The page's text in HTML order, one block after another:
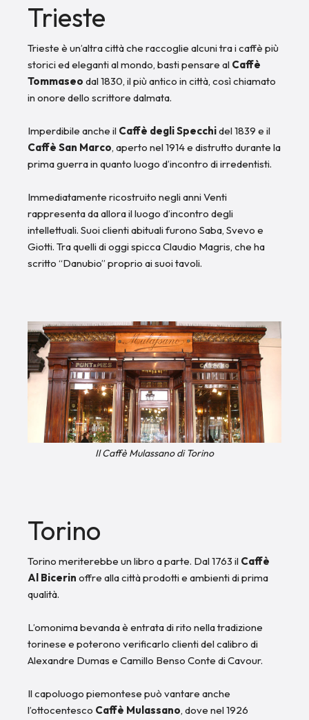
Trieste
Trieste è un’altra città che raccoglie alcuni tra i caffè più
storici ed eleganti al mondo, basti pensare al Caffè
Tommaseo dal 1830, il più antico in città, così chiamato
in onore dello scrittore dalmata.
Imperdibile anche il Caffè degli Specchidel 1839 e il
Caffè San Marco, aperto nel 1914 e distrutto durante la
prima guerra in quanto luogo d’incontro di irredentisti.
Immediatamente ricostruito negli anni Venti
rappresenta da allora il luogo d’incontro degli
intellettuali. Suoi clienti abituali furono Saba, Svevo e
Giotti. Tra quelli di oggi spicca Claudio Magris, che ha
scritto “Danubio” proprio ai suoi tavoli.
Il Caffè Mulassano di Torino
Torino
Torino meriterebbe un libro a parte. Dal 1763 il Caffè
Al Bicerin offre alla città prodotti e ambienti di prima
qualità.
L’omonima bevanda è entrata di rito nella tradizione
torinese e poterono verificarlo clienti del calibro di
Alexandre Dumas e Camillo Benso Conte di Cavour.
Il capoluogo piemontese può vantare anche
l’ottocentesco Caffè Mulassano, dove nel 1926